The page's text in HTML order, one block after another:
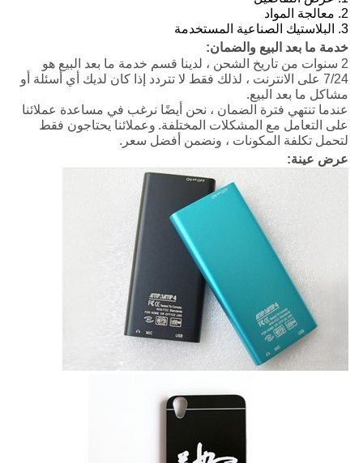
2. معالجة المواد
3. البلاستيك الصناعية المستخدمة
خدمة ما بعد البيع والضمان:
2 سنوات من تاريخ الشحن ، لدينا قسم خدمة ما بعد البيع هو
7/24 على الانترنت ، لذلك فقط لا تتردد إذا كان لديك أي أسئلة أو
مشاكل ما بعد البيع.
عندما تنتهي فترة الضمان ، نحن أيضًا نرغب في مساعدة عملائنا
على التعامل مع المشكلات المختلفة. وعملائنا يحتاجون فقط
لتحمل تكلفة المكونات ، ونضمن أفضل سعر.
عرض عينة: